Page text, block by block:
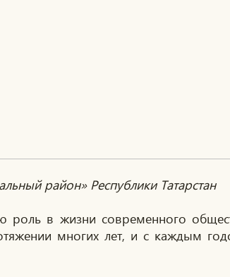
район» Республики Татарстан
в жизни современного
многих лет, и с каждым